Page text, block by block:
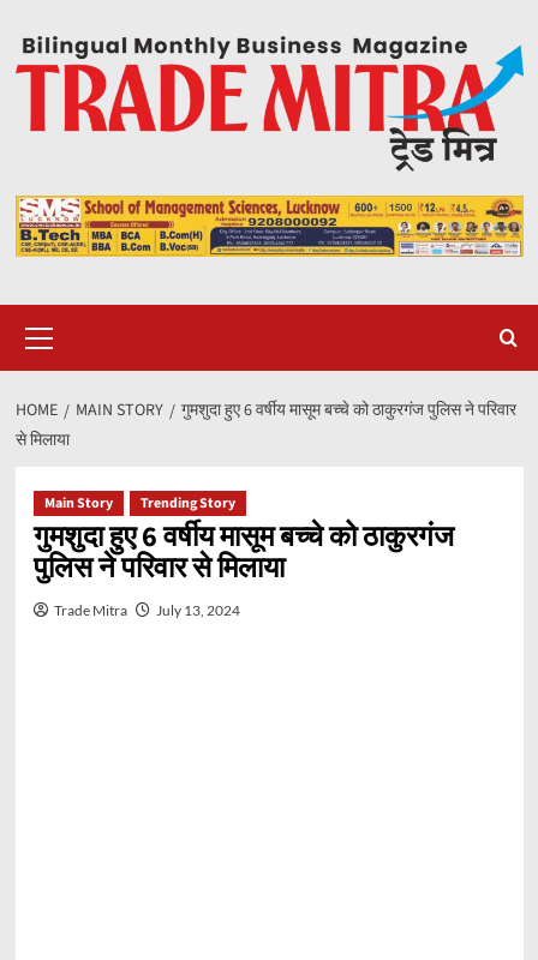
content
Menu
HOME MAIN STORY
गुमशुदा हुए 6 वर्षीय मासूम बच्चे को ठाकुरगंज पुलिस ने परिवार
से मिलाया
Main Story Trending Story
गुमशुदा हुए 6 वर्षीय मासूम बच्चे को ठाकुरगंज
पुलिस ने परिवार से मिलाया
Trade Mitra July 13, 2024